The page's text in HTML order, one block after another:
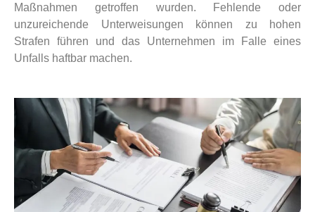
Maßnahmen getroffen wurden. Fehlende oder
unzureichende Unterweisungen können zu hohen
Strafen führen und das Unternehmen im Falle eines
Unfalls haftbar machen.